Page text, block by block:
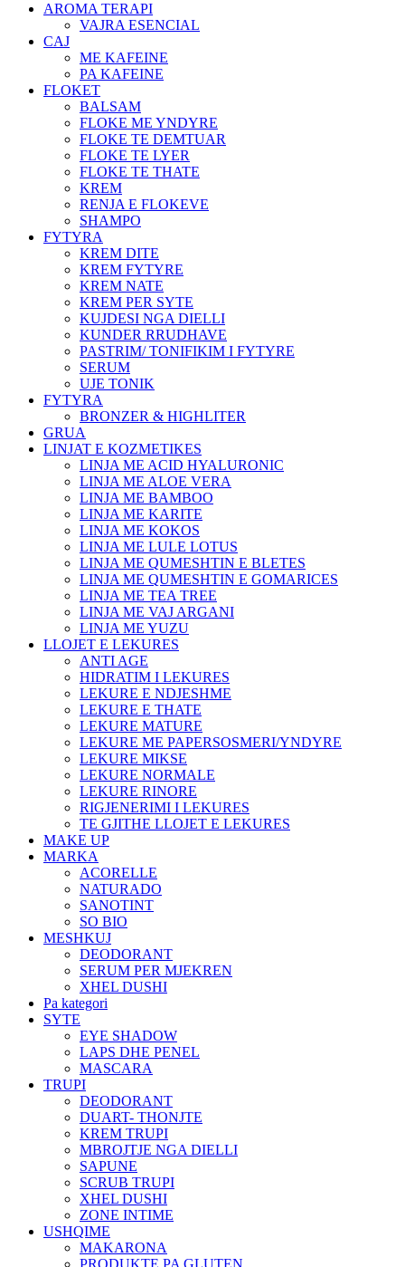
AROMA TERAPI
VAJRA ESENCIAL
CAJ
ME KAFEINE
PA KAFEINE
FLOKET
BALSAM
FLOKE ME YNDYRE
FLOKE TE DEMTUAR
FLOKE TE LYER
FLOKE TE THATE
KREM
RENJA E FLOKEVE
SHAMPO
FYTYRA
KREM DITE
KREM FYTYRE
KREM NATE
KREM PER SYTE
KUJDESI NGA DIELLI
KUNDER RRUDHAVE
PASTRIM/ TONIFIKIM I FYTYRE
SERUM
UJE TONIK
FYTYRA
BRONZER & HIGHLITER
GRUA
LINJAT E KOZMETIKES
LINJA ME ACID HYALURONIC
LINJA ME ALOE VERA
LINJA ME BAMBOO
LINJA ME KARITE
LINJA ME KOKOS
LINJA ME LULE LOTUS
LINJA ME QUMESHTIN E BLETES
LINJA ME QUMESHTIN E GOMARICES
LINJA ME TEA TREE
LINJA ME VAJ ARGANI
LINJA ME YUZU
LLOJET E LEKURES
ANTI AGE
HIDRATIM I LEKURES
LEKURE E NDJESHME
LEKURE E THATE
LEKURE MATURE
LEKURE ME PAPERSOSMERI/YNDYRE
LEKURE MIKSE
LEKURE NORMALE
LEKURE RINORE
RIGJENERIMI I LEKURES
TE GJITHE LLOJET E LEKURES
MAKE UP
MARKA
ACORELLE
NATURADO
SANOTINT
SO BIO
MESHKUJ
DEODORANT
SERUM PER MJEKREN
XHEL DUSHI
Pa kategori
SYTE
EYE SHADOW
LAPS DHE PENEL
MASCARA
TRUPI
DEODORANT
DUART- THONJTE
KREM TRUPI
MBROJTJE NGA DIELLI
SAPUNE
SCRUB TRUPI
XHEL DUSHI
ZONE INTIME
USHQIME
MAKARONA
PRODUKTE PA GLUTEN